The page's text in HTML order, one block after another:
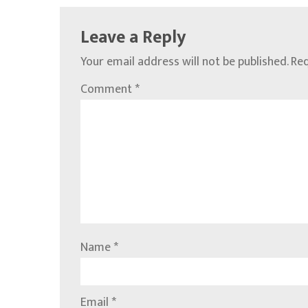
Leave a Reply
Your email address will not be published.
Comment*
Name*
Email*